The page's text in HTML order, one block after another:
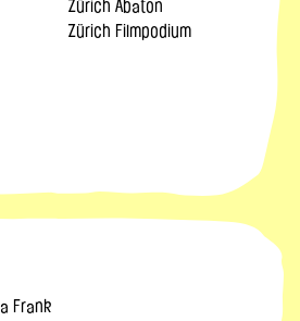
Zürich Abaton
Zürich Filmpodium
Frank